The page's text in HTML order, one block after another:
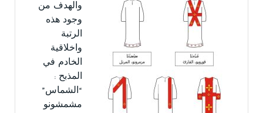
والهدف من
وجود هذه
الرتبة
واخلاقية
الخادم في
المذبح :
“الشماس”
مشمشونو